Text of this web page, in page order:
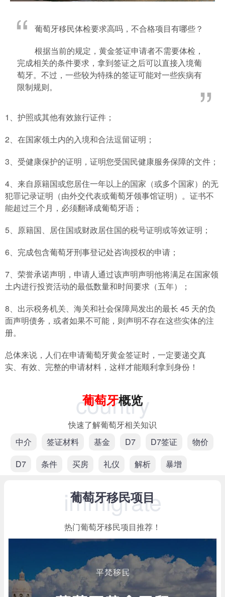
葡萄牙移民体检要求高吗，不合格项目有哪些？
根据当前的规定，黄金签证申请者不需要体检，
完成相关的条件要求，拿到签证之后可以直接入境葡
萄牙。不过，一些较为特殊的签证可能对一些疾病有
限制规则。
1、护照或其他有效旅行证件；
2、在国家领土内的入境和合法逗留证明；
3、受健康保护的证明，证明您受国民健康服务保障的文件；
4、来自原籍国或您居住一年以上的国家（或多个国家）的无
犯罪记录证明（由外交代表或葡萄牙领事馆证明）。证书不
能超过三个月，必须翻译成葡萄牙语；
5、原籍国、居住国或财政居住国的税号证明或等效证明；
6、完成包含葡萄牙刑事登记处咨询授权的申请；
7、荣誉承诺声明，申请人通过该声明声明他将满足在国家领
土内进行投资活动的最低数量和时间要求（五年）；
8、出示税务机关、海关和社会保障局发出的最长 45 天的负
面声明债务，或者如果不可能，则声明不存在这些实体的注
册。
总体来说，人们在申请葡萄牙黄金签证时，一定要递交真
实、有效、完整的申请材料，这样才能顺利拿到身份！
葡萄牙概览
country
快速了解葡萄牙相关知识
中介
签证材料 基金 D7 D7签证
物价
D7
条件 买房 礼仪 解析 暴增
葡萄牙移民项目
immigrate
热门葡萄牙移民项目推荐！